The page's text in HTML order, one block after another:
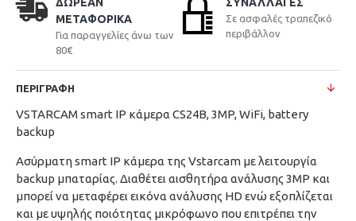
ΜΕΤΑΦΟΡΙΚΆ
Για παραγγελίες άνω των
80€
Σε ασφαλές τραπεζικό
περιβάλλον
ΠΕΡΙΓΡΑΦΉ
VSTARCAM smart IP κάμερα CS24B, 3MP, WiFi, battery
backup
Ασύρματη smart IP κάμερα της Vstarcam με λειτουργία
backup μπαταρίας. Διαθέτει αισθητήρα ανάλυσης 3MP και
μπορεί να μεταφέρει εικόνα ανάλυσης HD ενώ εξοπλίζεται
και με υψηλής ποιότητας μικρόφωνο που επιτρέπει την